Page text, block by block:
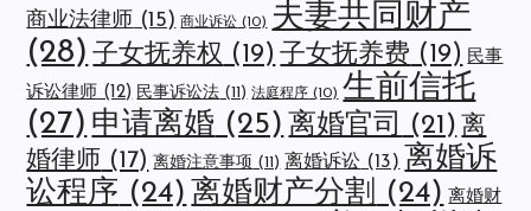
商业法律师 (15) 商业诉讼 (10) 夫妻共同财产
(28) 子女抚养权 (19) 子女抚养费 (19) 民事
诉讼律师 (12) 民事诉讼法 (11) 法庭程序 (10) 生前信托
(27) 申请离婚 (25) 离婚官司 (21) 离
婚律师 (17) 离婚注意事项 (11) 离婚诉讼 (13) 离婚诉
讼程序 (24) 离婚财产分割 (24) 离婚财